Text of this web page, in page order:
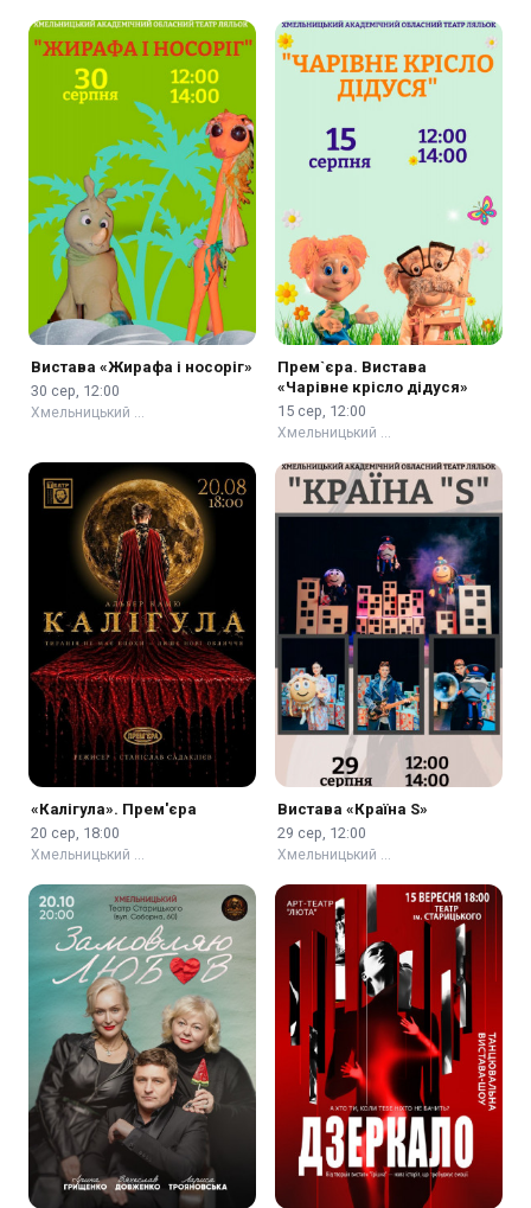
Вистава «Жирафа і носоріг»
30 сер, 12:00
Хмельницький …
Прем`єра. Вистава
«Чарівне крісло дідуся»
15 сер, 12:00
Хмельницький …
«Калігула». Прем'єра
20 сер, 18:00
Хмельницький …
Вистава «Країна S»
29 сер, 12:00
Хмельницький …